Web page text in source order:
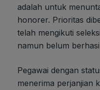
adalah untuk
honorer. Prioritas
telah mengikuti
namun belum
Pegawai dengan
menerima perjanjian